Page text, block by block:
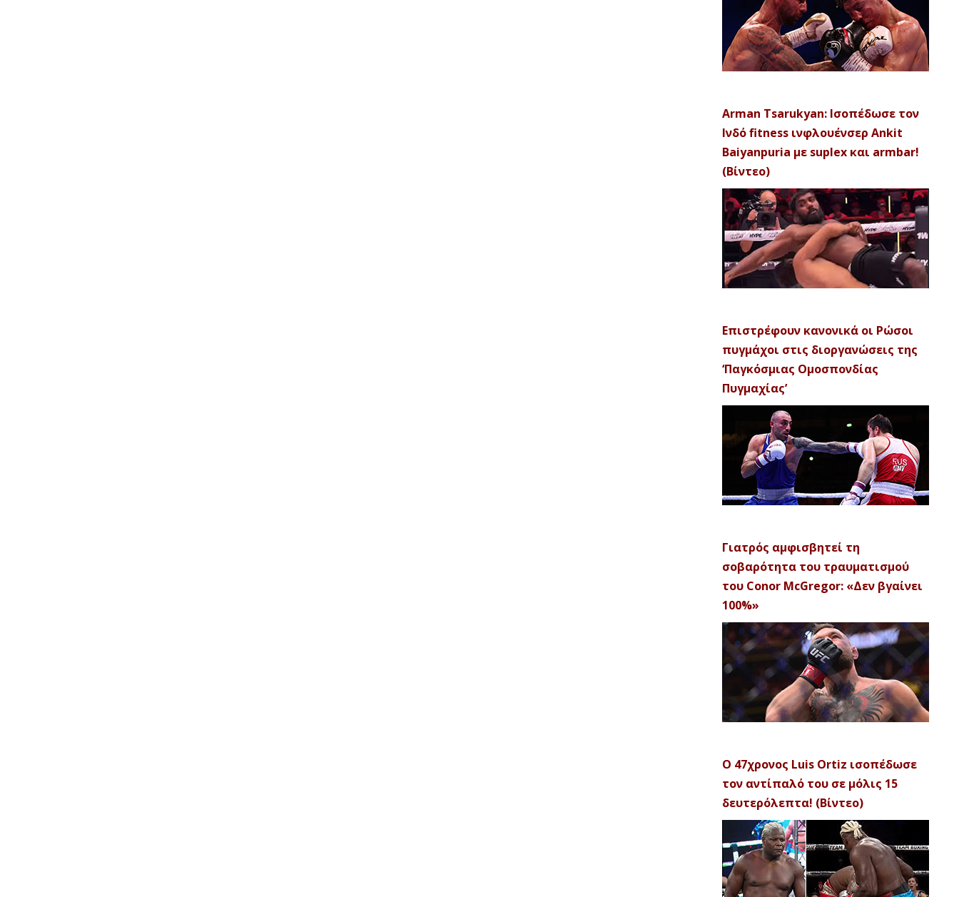
Arman Tsarukyan: Ισοπέδωσε τον
Ινδό fitness ινφλουένσερ Ankit
Baiyanpuria με suplex και armbar!
(Βίντεο)
Επιστρέφουν κανονικά οι Ρώσοι
πυγμάχοι στις διοργανώσεις της
‘Παγκόσμιας Ομοσπονδίας
Πυγμαχίας’
Γιατρός αμφισβητεί τη
σοβαρότητα του τραυματισμού
του Conor McGregor: «Δεν βγαίνει
100%»
Ο 47χρονος Luis Ortiz ισοπέδωσε
τον αντίπαλό του σε μόλις 15
δευτερόλεπτα! (Βίντεο)